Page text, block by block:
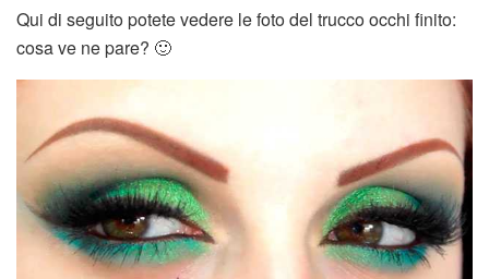
Qui di seguito potete vedere le foto del trucco occhi finito:
cosa ve ne pare? 🙂